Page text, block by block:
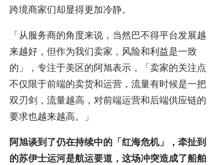
跨境商家们却显得更加冷静。
「从服务商的角度来说，当然巴不得平台发展越
来越好，但作为我们卖家，风险和利益是一致
的」，专注于美区的阿旭表示，「卖家的关注点
不仅限于前端的卖货和运营，流量有时候是一把
双刃剑，流量越高，对前端运营和后端供应链的
要求也越来越高。」
阿旭谈到了仍在持续中的「红海危机」，牵扯到
的苏伊士运河是航运要道，这场冲突造成了船舶